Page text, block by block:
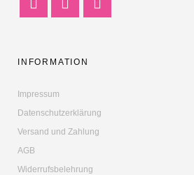
INFORMATION
Impressum
Datenschutzerklärung
Versand und Zahlung
AGB
Widerrufsbelehrung